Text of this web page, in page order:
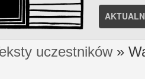
uczestników»